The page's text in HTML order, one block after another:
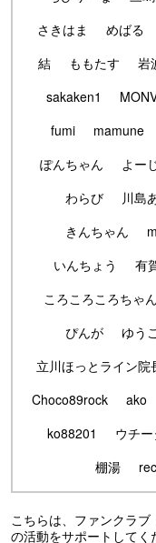
さきはま
めばる
結
ももたす 岩
sakaken1
fumi
mamune
ぽんちゃん
よー
わらび
川島
きんちゃん
いんちょう
有
ころころころちゃん
ぴんが
ゆう
立川ほっとライン院
Choco89rock
ako
ko88201
ウチー
棚湯
こちらは、ファンクラ
の活動をサポートしてく